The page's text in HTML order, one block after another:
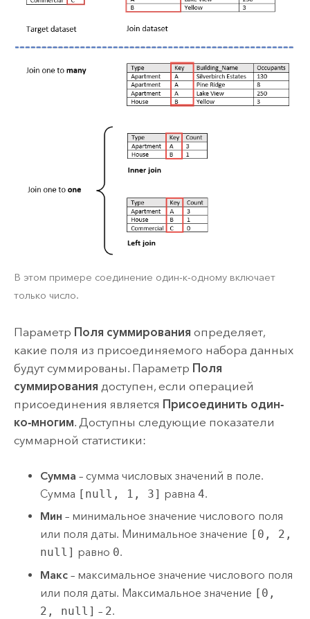
В этом примере соединение один-к-одному включает
только число.
Параметр Поля суммирования определяет,
какие поля из присоединяемого набора данных
будут суммированы. Параметр Поля
суммирования доступен, если операцией
присоединения является Присоединить один-
ко-многим. Доступны следующие показатели
суммарной статистики:
Сумма – сумма числовых значений в поле.
Сумма [null, 1, 3] равна4.
Мин – минимальное значение числового поля
или поля даты. Минимальное значение [0, 2,
null] равно 0.
Макс – максимальное значение числового поля
или поля даты. Максимальное значение [0,
2, null] – 2.